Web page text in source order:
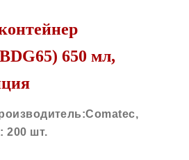
650 мл,
200 шт.